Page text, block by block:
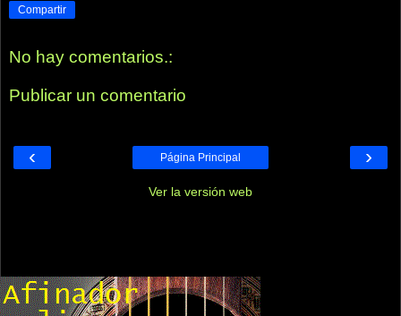
Compartir
No hay comentarios.:
Publicar un comentario
‹ ›
Página Principal
Ver la versión web